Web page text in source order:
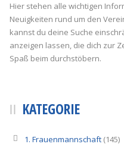
Hier stehen alle wichtigen
Neuigkeiten rund um den
kannst du deine Suche
anzeigen lassen, die dich zur
Spaß beim durchstöbern.
KATEGORIE
1. Frauenmannschaft (145)